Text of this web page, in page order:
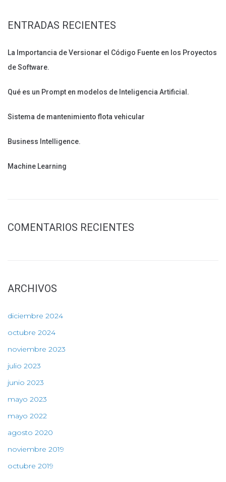
ENTRADAS RECIENTES
La Importancia de Versionar el Código Fuente en los Proyectos
de Software.
Qué es un Prompt en modelos de Inteligencia Artificial.
Sistema de mantenimiento flota vehicular
Business Intelligence.
Machine Learning
COMENTARIOS RECIENTES
ARCHIVOS
diciembre 2024
octubre 2024
noviembre 2023
julio 2023
junio 2023
mayo 2023
mayo 2022
agosto 2020
noviembre 2019
octubre 2019